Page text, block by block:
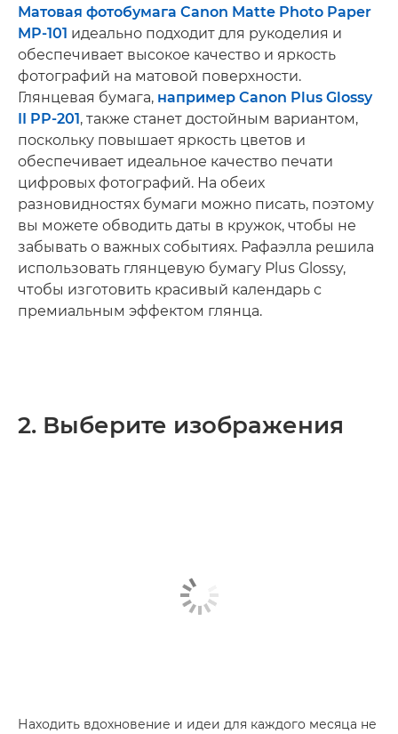
Матовая фотобумага Canon Matte Photo Paper
MP-101 идеально подходит для рукоделия и
обеспечивает высокое качество и яркость
фотографий на матовой поверхности.
Глянцевая бумага, например Canon Plus Glossy
II PP-201, также станет достойным вариантом,
поскольку повышает яркость цветов и
обеспечивает идеальное качество печати
цифровых фотографий. На обеих
разновидностях бумаги можно писать, поэтому
вы можете обводить даты в кружок, чтобы не
забывать о важных событиях. Рафаэлла решила
использовать глянцевую бумагу Plus Glossy,
чтобы изготовить красивый календарь с
премиальным эффектом глянца.
2. Выберите изображения
Находить вдохновение и идеи для каждого месяца не